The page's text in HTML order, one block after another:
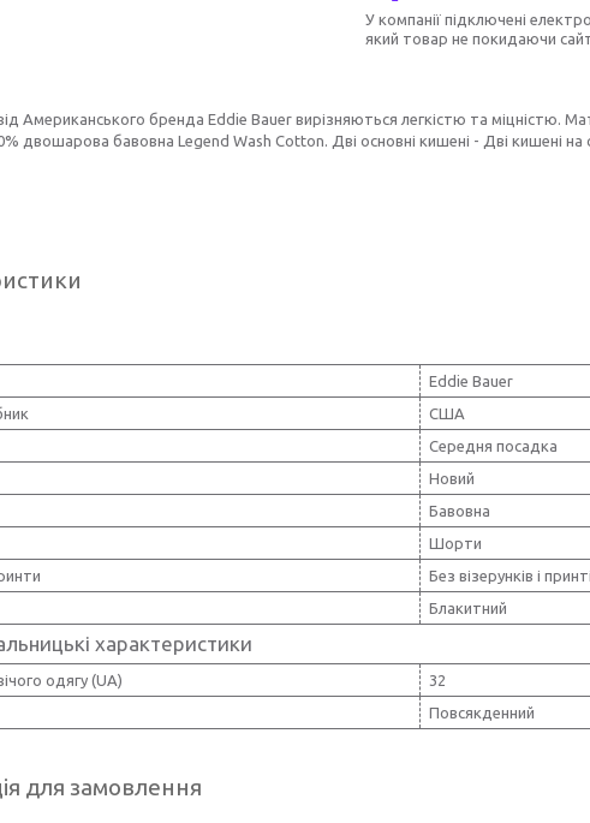
У компанії підключені
який товар не покидаючи
Американського бренда Eddie Bauer вирізняються легкістю та міцністю.
двошарова бавовна Legend Wash Cotton. Дві основні кишені - Дві кишені на
Eddie Bauer
США
Середня посадка
Новий
Бавовна
Шорти
Без візерунків і
Блакитний
характеристики
одягу (UA)
32
Повсякденний
для замовлення